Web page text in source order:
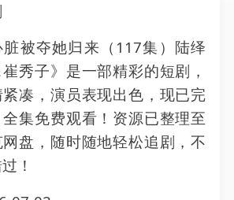
脏被夺她归来（117集）陆绎
秀子》是一部精彩的短剧，
紧凑，演员表现出色，现已完
集免费观看！资源已整理至
盘，随时随地轻松追剧，不
！